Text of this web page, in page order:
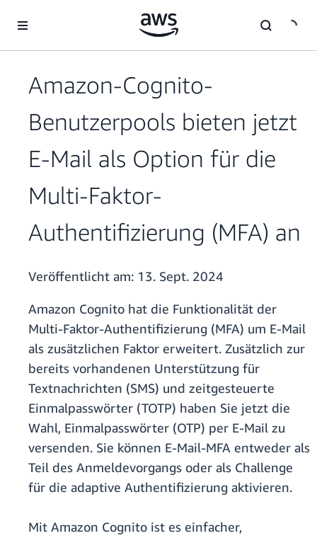
Überspringen zum Hauptinhalt
Amazon-Cognito-
Benutzerpools bieten jetzt
E-Mail als Option für die
Multi-Faktor-
Authentifizierung (MFA) an
Veröffentlicht am: 13. Sept. 2024
Amazon Cognito hat die Funktionalität der
Multi-Faktor-Authentifizierung (MFA) um E-Mail
als zusätzlichen Faktor erweitert. Zusätzlich zur
bereits vorhandenen Unterstützung für
Textnachrichten (SMS) und zeitgesteuerte
Einmalpasswörter (TOTP) haben Sie jetzt die
Wahl, Einmalpasswörter (OTP) per E-Mail zu
versenden. Sie können E-Mail-MFA entweder als
Teil des Anmeldevorgangs oder als Challenge
für die adaptive Authentifizierung aktivieren.
Mit Amazon Cognito ist es einfacher,